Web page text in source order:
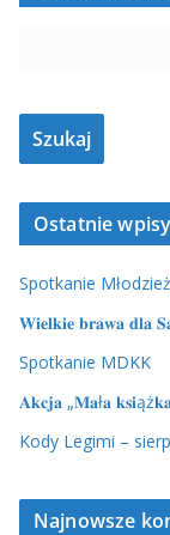
Ostatnie wpisy
Spotkanie
𝐖𝐢𝐞𝐥𝐤𝐢𝐞 𝐛𝐫𝐚𝐰𝐚 𝐝𝐥𝐚
Spotkanie MDKK
𝐀𝐤𝐜𝐣𝐚 „𝐌𝐚ł𝐚
Kody Legimi –
Najnowsze